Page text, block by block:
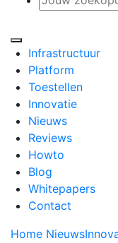
Infrastructuur
Platform
Toestellen
Innovatie
Nieuws
Reviews
Howto
Blog
Whitepapers
Contact
Home Nieuws